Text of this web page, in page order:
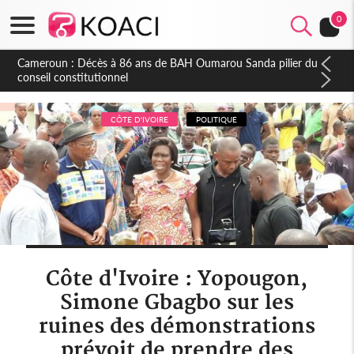
0
Côte d'Ivoire : Indépendance, plusieurs véhicules mis en
fourrière pour conduite en sens inverse
CÔTE D'IVOIRE POLITIQUE
Côte d'Ivoire : Yopougon,
Simone Gbagbo sur les
ruines des démonstrations